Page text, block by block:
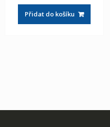
byla:
2,107 Kč
je:
1,175 Kč
Přidat do košíku